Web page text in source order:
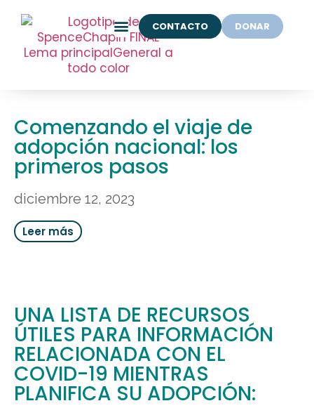
CONTACTO DONAR
Comenzando el viaje de
adopción nacional: los
primeros pasos
diciembre 12, 2023
Leer más
UNA LISTA DE RECURSOS
ÚTILES PARA INFORMACIÓN
RELACIONADA CON EL
COVID-19 MIENTRAS
PLANIFICA SU ADOPCIÓN: